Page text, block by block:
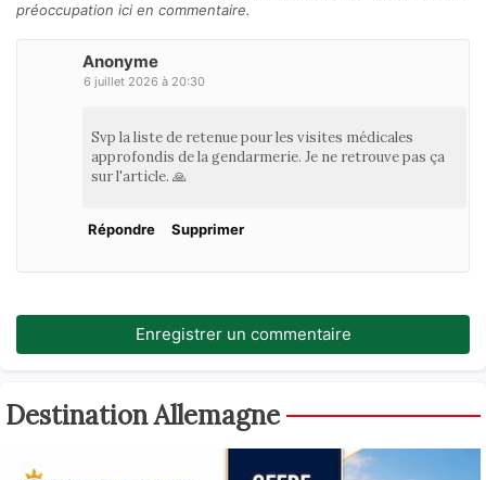
préoccupation ici en commentaire.
Anonyme
6 juillet 2026 à 20:30
Svp la liste de retenue pour les visites médicales
approfondis de la gendarmerie. Je ne retrouve pas ça
sur l'article. 🙏
Répondre Supprimer
Enregistrer un commentaire
Destination Allemagne